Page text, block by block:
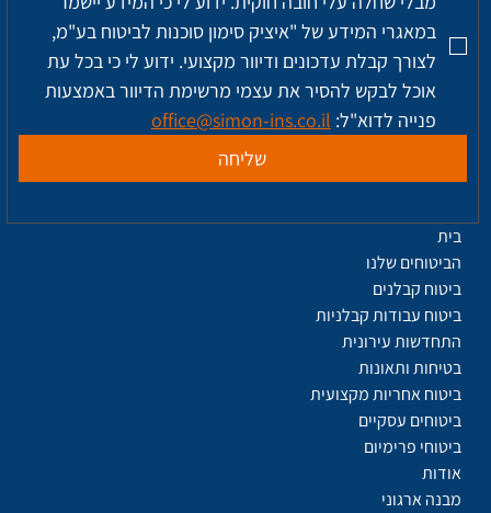
פנייה לדוא"ל: office@simon-ins.co.il
שליחה
אודות
מבנה ארגוני
בית
הביטוחים שלנו
ביטוח קבלנים
ביטוח עבודות קבלניות
התחדשות עירונית
בטיחות ותאונות
ביטוח אחריות מקצועית
ביטוחים עסקיים
ביטוחי פרימיום